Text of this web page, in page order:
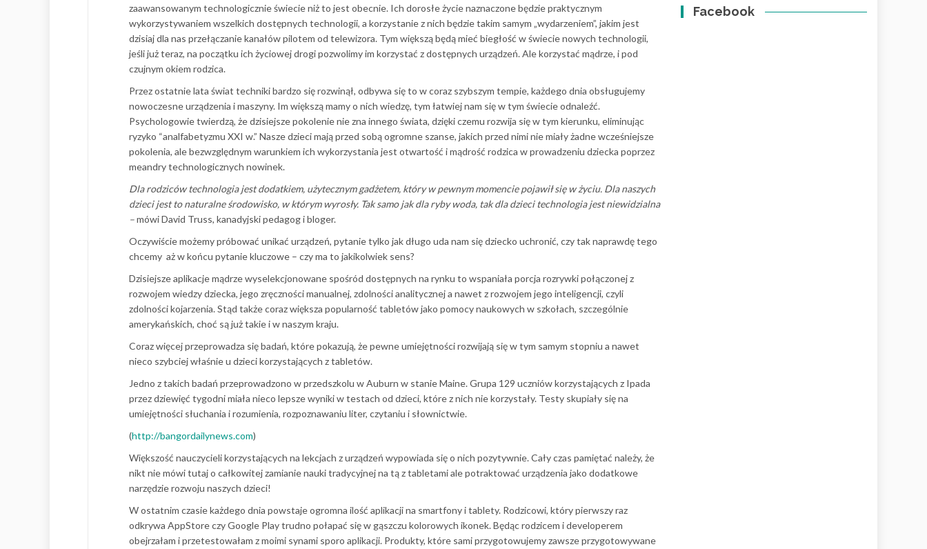
zaawansowanym technologicznie świecie niż to jest obecnie. Ich dorosłe życie naznaczone będzie praktycznym
wykorzystywaniem wszelkich dostępnych technologii, a korzystanie z nich będzie takim samym „wydarzeniem”, jakim jest
dzisiaj dla nas przełączanie kanałów pilotem od telewizora. Tym większą będą mieć biegłość w świecie nowych technologii,
jeśli już teraz, na początku ich życiowej drogi pozwolimy im korzystać z dostępnych urządzeń. Ale korzystać mądrze, i pod
czujnym okiem rodzica.
Przez ostatnie lata świat techniki bardzo się rozwinął, odbywa się to w coraz szybszym tempie, każdego dnia obsługujemy
nowoczesne urządzenia i maszyny. Im większą mamy o nich wiedzę, tym łatwiej nam się w tym świecie odnaleźć.
Psychologowie twierdzą, że dzisiejsze pokolenie nie zna innego świata, dzięki czemu rozwija się w tym kierunku, eliminując
ryzyko “analfabetyzmu XXI w.” Nasze dzieci mają przed sobą ogromne szanse, jakich przed nimi nie miały żadne wcześniejsze
pokolenia, ale bezwzględnym warunkiem ich wykorzystania jest otwartość i mądrość rodzica w prowadzeniu dziecka poprzez
meandry technologicznych nowinek.
Dla rodziców technologia jest dodatkiem, użytecznym gadżetem, który w pewnym momencie pojawił się w życiu. Dla naszych
dzieci jest to naturalne środowisko, w którym wyrosły. Tak samo jak dla ryby woda, tak dla dzieci technologia jest niewidzialna
–mówi David Truss, kanadyjski pedagog i bloger.
Oczywiście możemy próbować unikać urządzeń, pytanie tylko jak długo uda nam się dziecko uchronić, czy tak naprawdę tego
chcemy aż w końcu pytanie kluczowe – czy ma to jakikolwiek sens?
Dzisiejsze aplikacje mądrze wyselekcjonowane spośród dostępnych na rynku to wspaniała porcja rozrywki połączonej z
rozwojem wiedzy dziecka, jego zręczności manualnej, zdolności analitycznej a nawet z rozwojem jego inteligencji, czyli
zdolności kojarzenia. Stąd także coraz większa popularność tabletów jako pomocy naukowych w szkołach, szczególnie
amerykańskich, choć są już takie i w naszym kraju.
Coraz więcej przeprowadza się badań, które pokazują, że pewne umiejętności rozwijają się w tym samym stopniu a nawet
nieco szybciej właśnie u dzieci korzystających z tabletów.
Jedno z takich badań przeprowadzono w przedszkolu w Auburn w stanie Maine. Grupa 129 uczniów korzystających z Ipada
przez dziewięć tygodni miała nieco lepsze wyniki w testach od dzieci, które z nich nie korzystały. Testy skupiały się na
umiejętności słuchania i rozumienia, rozpoznawaniu liter, czytaniu i słownictwie.
(http://bangordailynews.com)
Większość nauczycieli korzystających na lekcjach z urządzeń wypowiada się o nich pozytywnie. Cały czas pamiętać należy, że
nikt nie mówi tutaj o całkowitej zamianie nauki tradycyjnej na tą z tabletami ale potraktować urządzenia jako dodatkowe
narzędzie rozwoju naszych dzieci!
W ostatnim czasie każdego dnia powstaje ogromna ilość aplikacji na smartfony i tablety. Rodzicowi, który pierwszy raz
odkrywa AppStore czy Google Play trudno połapać się w gąszczu kolorowych ikonek. Będąc rodzicem i developerem
obejrzałam i przetestowałam z moimi synami sporo aplikacji. Produkty, które sami przygotowujemy zawsze przygotowywane
Facebook